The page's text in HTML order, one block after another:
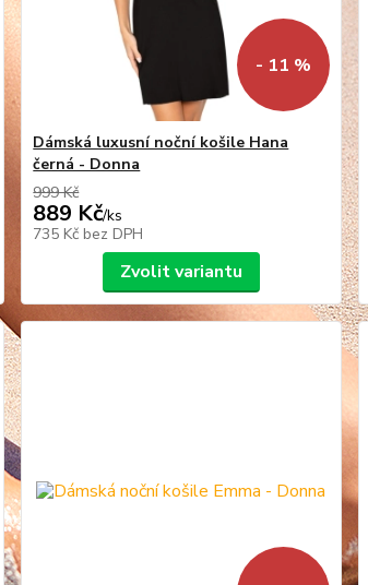
- 11 %
Dámská luxusní noční košile Hana
černá - Donna
999 Kč
889 Kč/ks
735 Kč bez DPH
Zvolit variantu